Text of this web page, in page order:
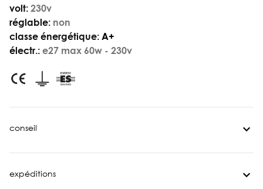
volt: 230v
réglable: non
classe énergétique: A+
électr.: e27 max 60w - 230v
conseil
expéditions